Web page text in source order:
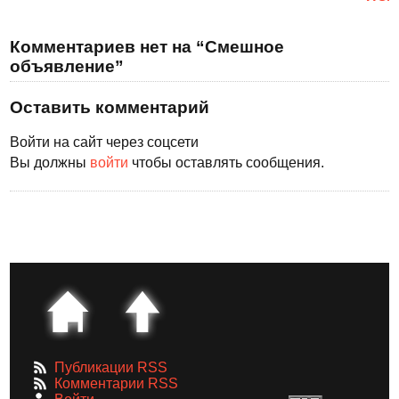
Комментариев нет на “Смешное
объявление”
Оставить комментарий
Войти на сайт через соцсети
Вы должны войти чтобы оставлять сообщения.
Публикации RSS
Комментарии RSS